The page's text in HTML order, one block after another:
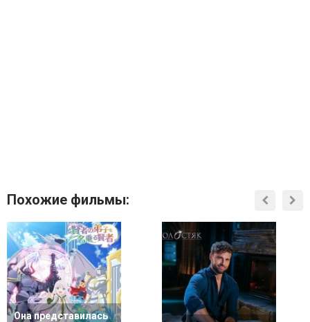
Похожие фильмы:
Она представилась